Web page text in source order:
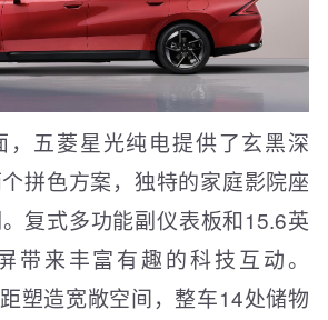
，五菱星光纯电提供了玄黑深
拼色方案，独特的家庭影院座
复式多功能副仪表板和15.6英
带来丰富有趣的科技互动。
塑造宽敞空间，整车14处储物